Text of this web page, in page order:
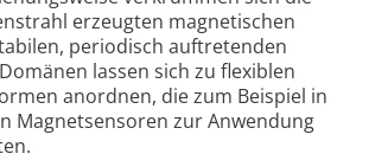
erzeugten magnetischen
periodisch auftretenden
lassen sich zu flexiblen
anordnen, die zum Beispiel in
Magnet­sensoren zur Anwendung